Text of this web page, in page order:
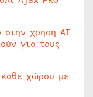
στην χρήση AI
για τους
κάθε χώρου με